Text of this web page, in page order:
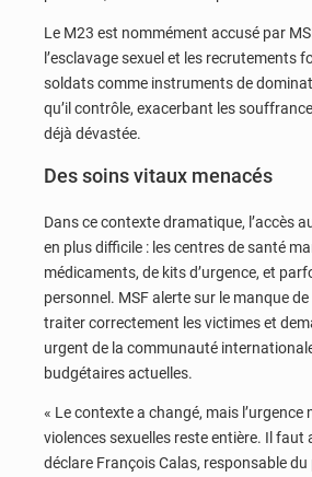
Le M23 est nommément accusé par
l’esclavage sexuel et les recrutements
soldats comme instruments de
qu’il contrôle, exacerbant les
déjà dévastée.
Des soins vitaux menacés
Dans ce contexte dramatique, l’accès
en plus difficile : les centres de santé
médicaments, de kits d’urgence, et
personnel. MSF alerte sur le manque
traiter correctement les victimes et
urgent de la communauté
budgétaires actuelles.
« Le contexte a changé, mais l’urgence
violences sexuelles reste entière. Il faut
déclare François Calas, responsable